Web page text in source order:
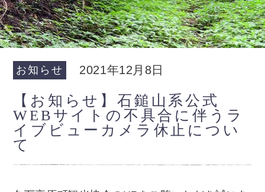
お知らせ 2021年12月8日
【お知らせ】石鎚山系公式
WEBサイトの不具合に伴うラ
イブビューカメラ休止につい
て